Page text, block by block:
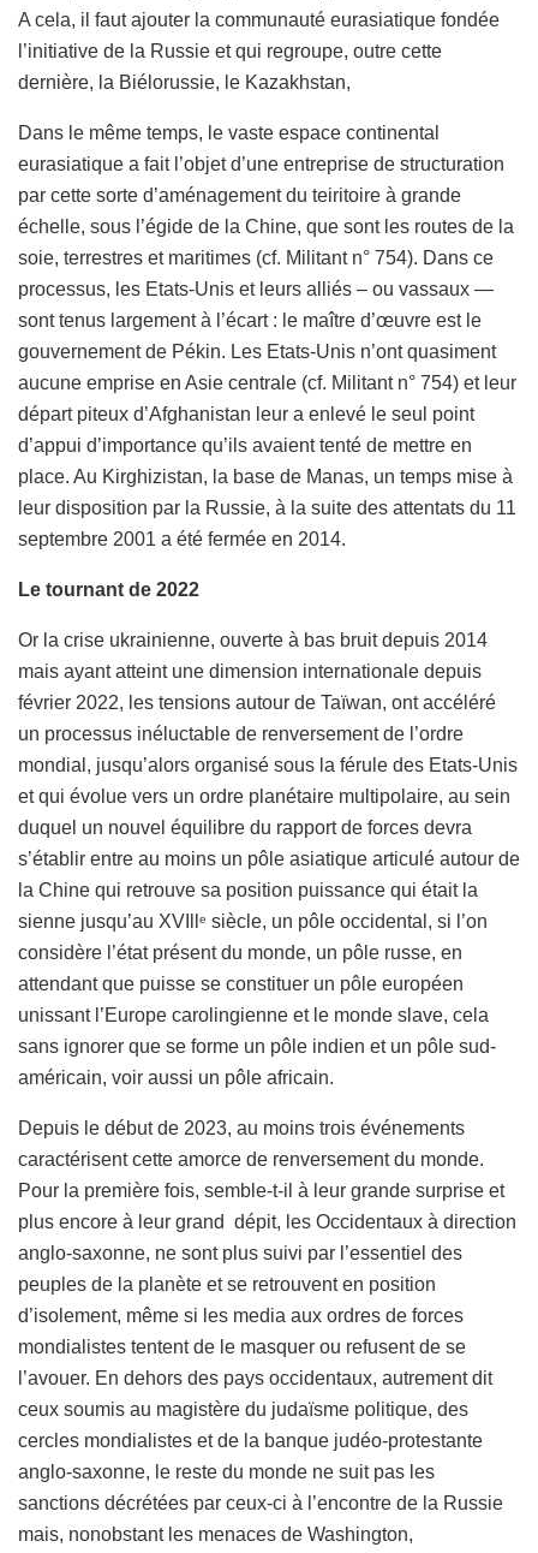
A cela, il faut ajouter la communauté eurasiatique fondée
l’initiative de la Russie et qui regroupe, outre cette
dernière, la Biélorussie, le Kazakhstan,
Dans le même temps, le vaste espace continental
eurasiatique a fait l’objet d’une entreprise de structuration
par cette sorte d’aménagement du teiritoire à grande
échelle, sous l’égide de la Chine, que sont les routes de la
soie, terrestres et maritimes (cf. Militant n° 754). Dans ce
processus, les Etats-Unis et leurs alliés – ou vassaux —
sont tenus largement à l’écart : le maître d’œuvre est le
gouvernement de Pékin. Les Etats-Unis n’ont quasiment
aucune emprise en Asie centrale (cf. Militant n° 754) et leur
départ piteux d’Afghanistan leur a enlevé le seul point
d’appui d’importance qu’ils avaient tenté de mettre en
place. Au Kirghizistan, la base de Manas, un temps mise à
leur disposition par la Russie, à la suite des attentats du 11
septembre 2001 a été fermée en 2014.
Le tournant de 2022
Or la crise ukrainienne, ouverte à bas bruit depuis 2014
mais ayant atteint une dimension internationale depuis
février 2022, les tensions autour de Taïwan, ont accéléré
un processus inéluctable de renversement de l’ordre
mondial, jusqu’alors organisé sous la férule des Etats-Unis
et qui évolue vers un ordre planétaire multipolaire, au sein
duquel un nouvel équilibre du rapport de forces devra
s’établir entre au moins un pôle asiatique articulé autour de
la Chine qui retrouve sa position puissance qui était la
sienne jusqu’au XVIll
e siècle, un pôle occidental, si l’on
considère l’état présent du monde, un pôle russe, en
attendant que puisse se constituer un pôle européen
unissant l’Europe carolingienne et le monde slave, cela
sans ignorer que se forme un pôle indien et un pôle sud-
américain, voir aussi un pôle africain.
Depuis le début de 2023, au moins trois événements
caractérisent cette amorce de renversement du monde.
Pour la première fois, semble-t-il à leur grande surprise et
plus encore à leur grand dépit, les Occidentaux à direction
anglo-saxonne, ne sont plus suivi par l’essentiel des
peuples de la planète et se retrouvent en position
d’isolement, même si les media aux ordres de forces
mondialistes tentent de le masquer ou refusent de se
l’avouer. En dehors des pays occidentaux, autrement dit
ceux soumis au magistère du judaïsme politique, des
cercles mondialistes et de la banque judéo-protestante
anglo-saxonne, le reste du monde ne suit pas les
sanctions décrétées par ceux-ci à l’encontre de la Russie
mais, nonobstant les menaces de Washington,